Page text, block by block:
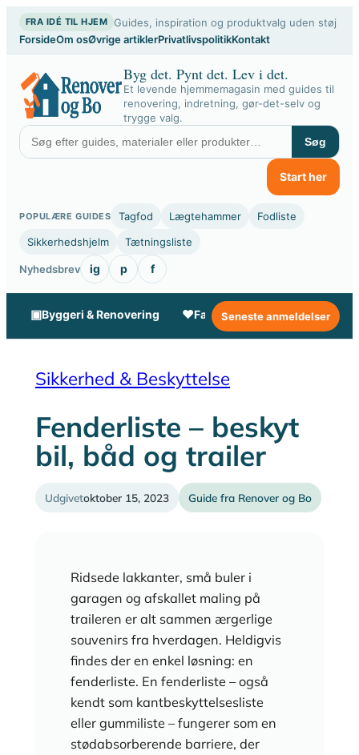
Spring
indhold
FRA IDÉ TIL HJEM Guides, inspiration og produktvalg uden støj
ForsideOm osØvrige artiklerPrivatlivspolitikKontakt
Byg det. Pynt det. Lev i det.
Et levende hjemmemagasin med guides til
renovering, indretning, gør-det-selv og
trygge valg.
Søg
Start her
POPULÆRE GUIDES Tagfod Lægtehammer
Fodliste
Sikkerhedshjelm
Tætningsliste
Nyhedsbrev ig p f
▣Byggeri & Renovering ♥Familie & Livsstil ✦Gør-
Seneste anmeldelser
Sikkerhed & Beskyttelse
Fenderliste – beskyt
bil, båd og trailer
Udgivetoktober 15, 2023 Guide fra Renover og Bo
Ridsede lakkanter, små buler i
garagen og afskallet maling på
traileren er alt sammen ærgerlige
souvenirs fra hverdagen. Heldigvis
findes der en enkel løsning: en
fenderliste. En fenderliste – også
kendt som kantbeskyttelsesliste
eller gummiliste – fungerer som en
stødabsorberende barriere, der